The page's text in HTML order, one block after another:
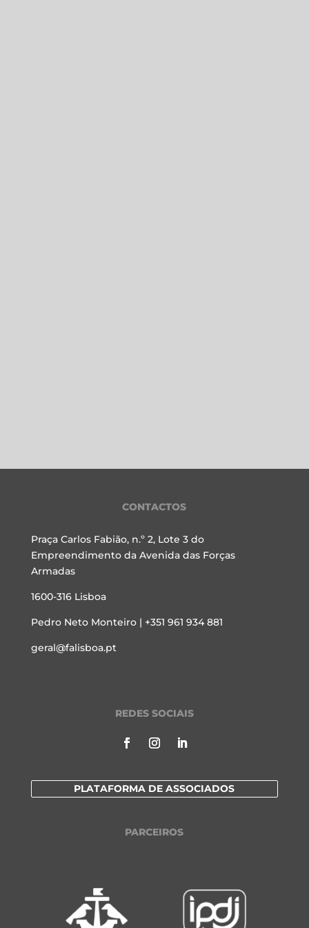
CONTACTOS
Praça Carlos Fabião, n.º 2, Lote 3 do
Empreendimento da Avenida das Forças
Armadas
1600-316 Lisboa
Pedro Neto Monteiro | +351 961 934 881
geral@falisboa.pt
REDES SOCIAIS
PLATAFORMA DE ASSOCIADOS
PARCEIROS